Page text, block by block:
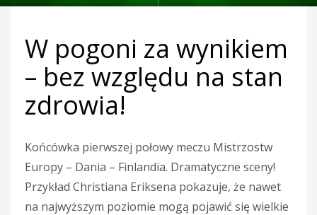
W pogoni za wynikiem
– bez względu na stan
zdrowia!
Końcówka pierwszej połowy meczu Mistrzostw
Europy – Dania – Finlandia. Dramatyczne sceny!
Przykład Christiana Eriksena pokazuje, że nawet
na najwyższym poziomie mogą pojawić się wielkie